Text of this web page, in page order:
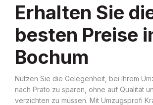
Erhalten Sie
besten Preise
Bochum
Nutzen Sie die Gelegenheit, bei Ihrem
nach Prato zu sparen, ohne auf Qualität
verzichten zu müssen. Mit Umzugsprofi